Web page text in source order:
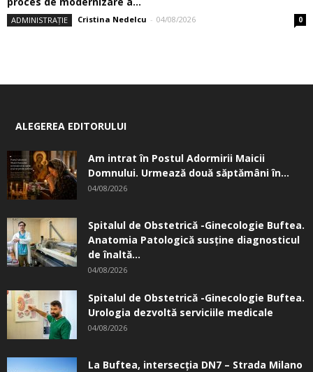
ADMINISTRAȚIE Cristina Nedelcu - 04/08/2026 0
ALEGEREA EDITORULUI
Am intrat în Postul Adormirii Maicii
Domnului. Urmează două săptămâni în...
04/08/2026
Spitalul de Obstetrică -Ginecologie Buftea.
Anatomia Patologică susţine diagnosticul
de înaltă...
04/08/2026
Spitalul de Obstetrică -Ginecologie Buftea.
Urologia dezvoltă serviciile medicale
04/08/2026
La Buftea, intersecţia DN7 – Strada Milano